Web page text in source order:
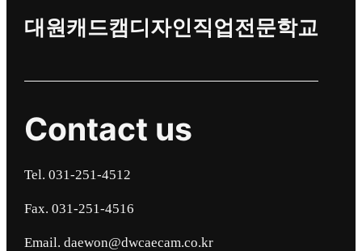
대원캐드캠디자인직업전문학교
Contact us
Tel. 031-251-4512
Fax. 031-251-4516
Email. daewon@dwcaecam.co.kr